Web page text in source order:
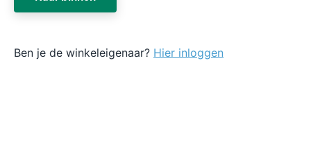
Ben je de winkeleigenaar? Hier inloggen